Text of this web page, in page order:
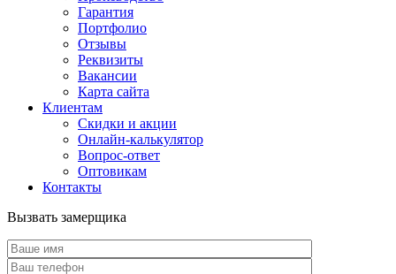
Гарантия
Портфолио
Отзывы
Реквизиты
Вакансии
Карта сайта
Клиентам
Скидки и акции
Онлайн-калькулятор
Вопрос-ответ
Оптовикам
Контакты
Вызвать замерщика